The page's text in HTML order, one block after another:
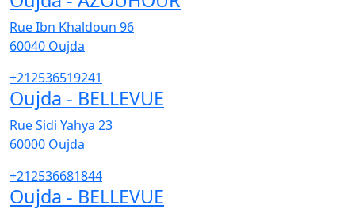
Rue Ibn Khaldoun 96
60040 Oujda
+212536519241
Oujda - BELLEVUE
Rue Sidi Yahya 23
60000 Oujda
+212536681844
Oujda - BELLEVUE